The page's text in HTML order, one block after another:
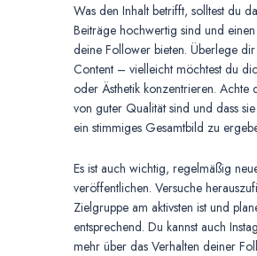
Was den Inhalt betrifft, solltest du
Beiträge hochwertig sind und
deine Follower bieten. Überlege
Content – vielleicht möchtest du
oder Ästhetik konzentrieren. Achte
von guter Qualität sind und dass
ein stimmiges Gesamtbild zu
Es ist auch wichtig, regelmäßig
veröffentlichen. Versuche
Zielgruppe am aktivsten ist und
entsprechend. Du kannst auch
mehr über das Verhalten deiner